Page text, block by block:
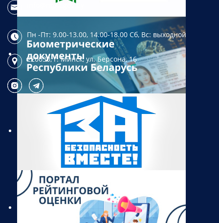
info@mjkx.gov.by
Пн -Пт: 9.00-13.00, 14.00-18.00 Сб, Вс: выходной
220030, г. Минск, ул. Берсона, 16